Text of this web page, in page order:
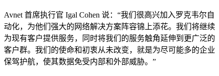
Avnet 首席执行官 Igal Cohen 说：“我们很高兴加入罗克韦尔自
动化，为他们强大的网络解决方案阵容锦上添花。我们将继续
为现有客户提供服务，同时将我们的服务触角延伸到更广泛的
客户群。我们的使命和初衷从未改变，就是为尽可能多的企业
保驾护航，使其数据免受内部和外部威胁。”